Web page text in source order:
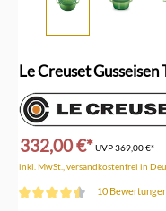
Le Creuset
332,00 €*UVP369,00 €*
inkl. MwSt., versandkostenfrei in
10